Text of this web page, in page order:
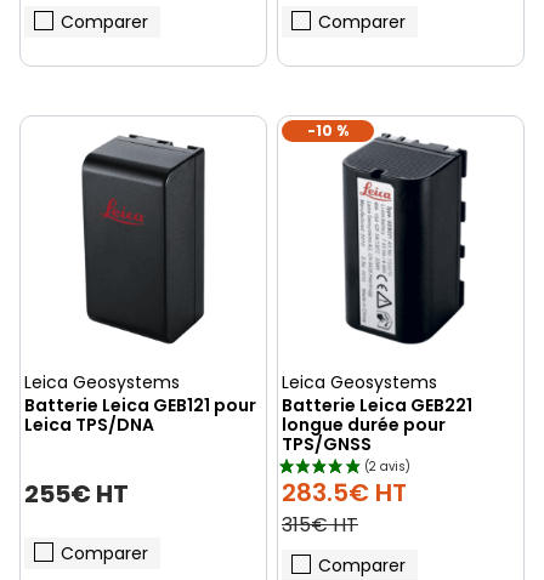
Comparer Comparer
Leica Geosystems
Batterie Leica GEB121 pour
Leica TPS/DNA
255€ HT
Comparer
-10 %
Leica Geosystems
Batterie Leica GEB221
longue durée pour
TPS/GNSS
283.5€ HT
315€ HT
Comparer